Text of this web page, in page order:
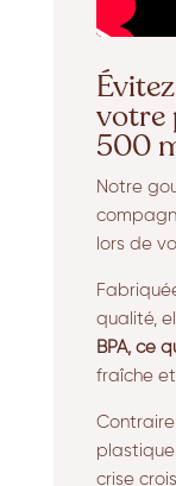
votre
500
Notre
lors de
qualité,
BPA, ce
fraîche
crise